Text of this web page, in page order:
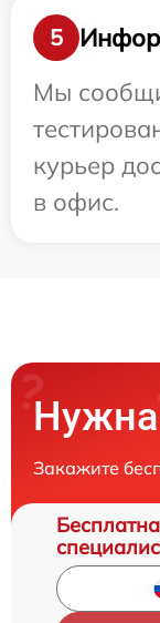
5
Мы
курьер
в офис.
Нужна
Закажите